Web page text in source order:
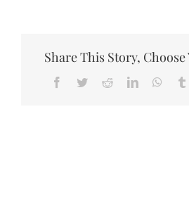
Share This Story,
Facebook
TwitterRedditLinkedIn